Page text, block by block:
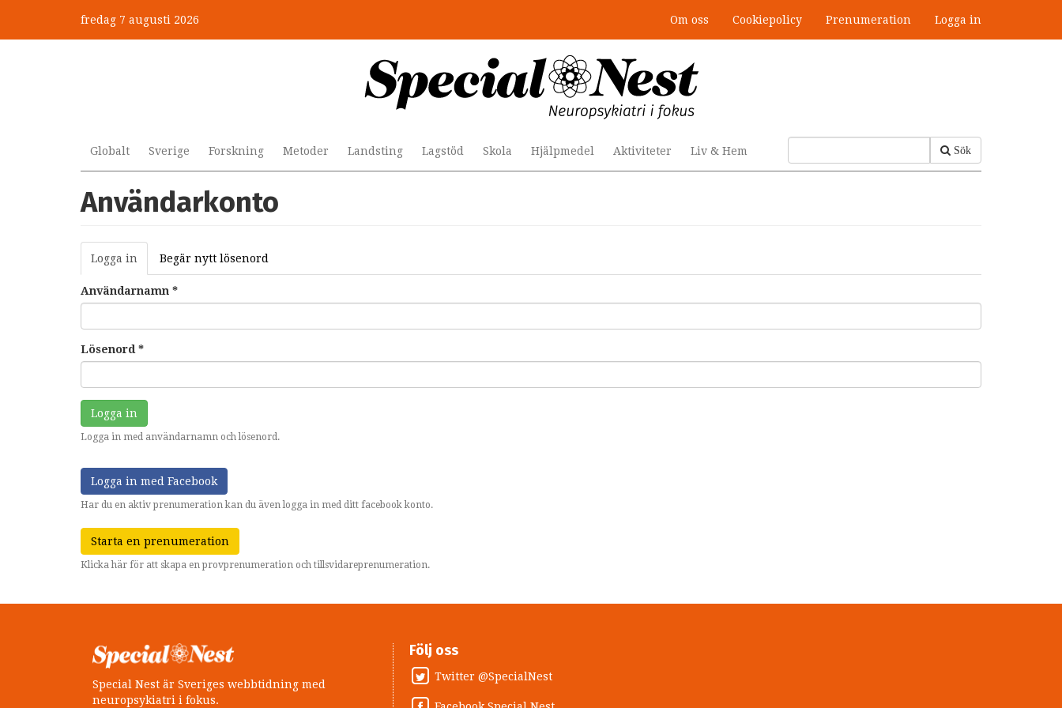
huvudinnehåll
fredag 7 augusti 2026 Om oss Cookiepolicy Prenumeration Logga in
Sök
Globalt Sverige Forskning Metoder Landsting Lagstöd Skola Hjälpmedel Aktiviteter Liv & Hem
Användarkonto
Primära
flikar
Logga in (aktiv
flik)
Begär nytt lösenord
Användarnamn *
Lösenord *
Logga in
Logga in med användarnamn och lösenord.
Logga in med Facebook
Har du en aktiv prenumeration kan du även logga in med ditt facebook konto.
Starta en prenumeration
Klicka här för att skapa en provprenumeration och tillsvidareprenumeration.
Special Nest är Sveriges webbtidning med
neuropsykiatri i fokus.
Följ oss
Twitter @SpecialNest